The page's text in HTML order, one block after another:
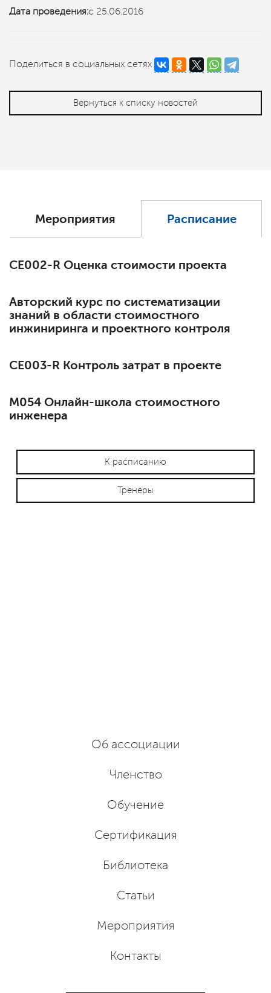
Дата проведения:с 25.06.2016
Поделиться в социальных сетях
Вернуться к списку новостей
Мероприятия Расписание
СЕ002-R Оценка стоимости проекта
Авторский курс по систематизации
знаний в области стоимостного
инжиниринга и проектного контроля
СЕ003-R Контроль затрат в проекте
М054 Онлайн-школа стоимостного
инженера
К расписанию
Тренеры
Об ассоциации
Членство
Обучение
Сертификация
Библиотека
Статьи
Мероприятия
Контакты